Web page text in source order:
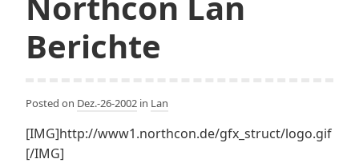
Berichte
Posted on Dez.-26-2002 in Lan
[IMG]http://www1.northcon.de/gfx_struct/logo.gif
[/IMG]